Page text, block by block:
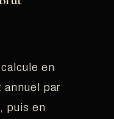
en
annuel par
puis en